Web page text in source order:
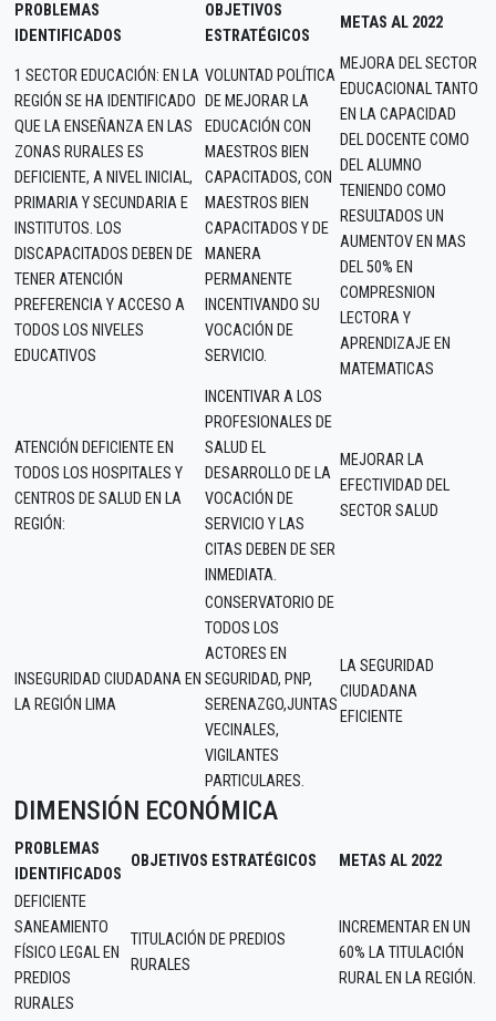
PROBLEMAS
IDENTIFICADOS
OBJETIVOS
ESTRATÉGICOS
METAS AL 2022
1 SECTOR EDUCACIÓN: EN LA
REGIÓN SE HA IDENTIFICADO
QUE LA ENSEÑANZA EN LAS
ZONAS RURALES ES
DEFICIENTE, A NIVEL INICIAL,
PRIMARIA Y SECUNDARIA E
INSTITUTOS. LOS
DISCAPACITADOS DEBEN DE
TENER ATENCIÓN
PREFERENCIA Y ACCESO A
TODOS LOS NIVELES
EDUCATIVOS
VOLUNTAD POLÍTICA
DE MEJORAR LA
EDUCACIÓN CON
MAESTROS BIEN
CAPACITADOS, CON
MAESTROS BIEN
CAPACITADOS Y DE
MANERA
PERMANENTE
INCENTIVANDO SU
VOCACIÓN DE
SERVICIO.
MEJORA DEL SECTOR
EDUCACIONAL TANTO
EN LA CAPACIDAD
DEL DOCENTE COMO
DEL ALUMNO
TENIENDO COMO
RESULTADOS UN
AUMENTOV EN MAS
DEL 50% EN
COMPRESNION
LECTORA Y
APRENDIZAJE EN
MATEMATICAS
ATENCIÓN DEFICIENTE EN
TODOS LOS HOSPITALES Y
CENTROS DE SALUD EN LA
REGIÓN:
INCENTIVAR A LOS
PROFESIONALES DE
SALUD EL
DESARROLLO DE LA
VOCACIÓN DE
SERVICIO Y LAS
CITAS DEBEN DE SER
INMEDIATA.
MEJORAR LA
EFECTIVIDAD DEL
SECTOR SALUD
INSEGURIDAD CIUDADANA EN
LA REGIÓN LIMA
CONSERVATORIO DE
TODOS LOS
ACTORES EN
SEGURIDAD, PNP,
SERENAZGO,JUNTAS
VECINALES,
VIGILANTES
PARTICULARES.
LA SEGURIDAD
CIUDADANA
EFICIENTE
DIMENSIÓN ECONÓMICA
PROBLEMAS
IDENTIFICADOS
OBJETIVOS ESTRATÉGICOS METAS AL 2022
DEFICIENTE
SANEAMIENTO
FÍSICO LEGAL EN
PREDIOS
RURALES
TITULACIÓN DE PREDIOS
RURALES
INCREMENTAR EN UN
60% LA TITULACIÓN
RURAL EN LA REGIÓN.